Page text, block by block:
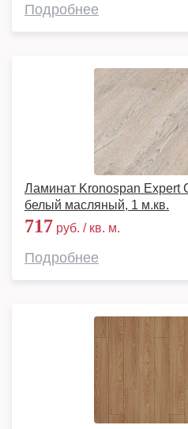
Подробнее
Ламинат Kronospan Expert
белый масляный, 1 м.кв.
717 руб. / кв. м.
Подробнее